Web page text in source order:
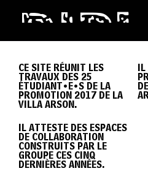
CE SITE RÉUNIT LES
TRAVAUX DES 25
ÉTUDIANT•E•S DE LA
PROMOTION 2017 DE LA
VILLA ARSON.
IL ATTESTE DES ESPACES
DE COLLABORATION
CONSTRUITS PAR LE
GROUPE CES CINQ
DERNIÈRES ANNÉES.